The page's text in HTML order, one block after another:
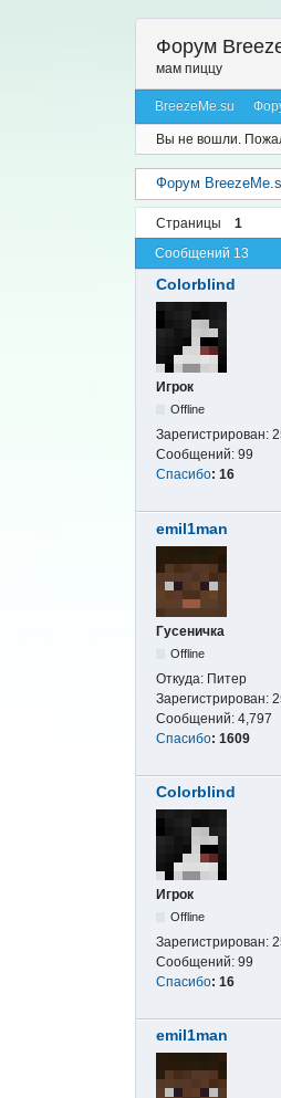
Форум
мам пиццу
BreezeMe.su
Вы не вошли.
Форум
Страницы 1
Сообщений 13
Colorblind
Игрок
Offline
Зарегистрирован:
Сообщений: 99
Спасибо: 16
emil1man
Гусеничка
Offline
Откуда: Питер
Зарегистрирован:
Сообщений: 4,797
Спасибо: 1609
Colorblind
Игрок
Offline
Зарегистрирован:
Сообщений: 99
Спасибо: 16
emil1man